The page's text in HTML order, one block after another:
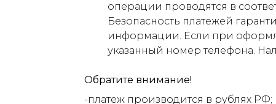
операции проводятся в
Безопасность платежей
информации. Если при
указанный номер телефона.
Обратите внимание!
-платеж производится в рублях РФ;